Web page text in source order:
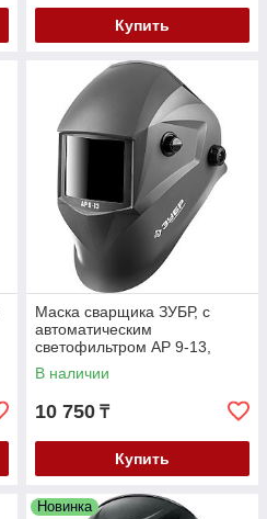
Купить
Маска сварщика ЗУБР, с
автоматическим
светофильтром АР 9-13,
затемнение 4/9-13, серия
"Профессионал" (11073)
В наличии
10 750 ₸
Купить
Новинка